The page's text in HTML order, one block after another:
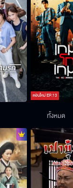
ตอนใหม่EP.13
ทั้งหมด